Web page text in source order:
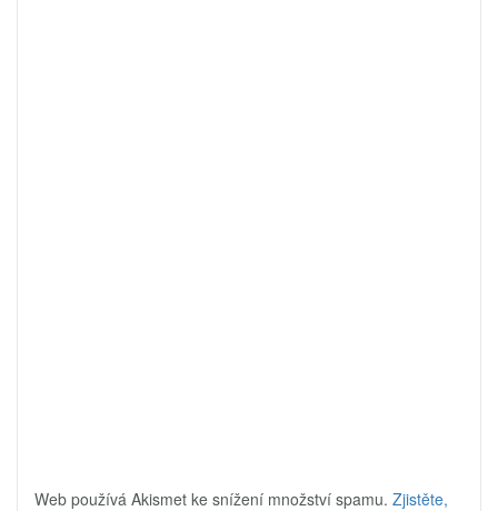
Web používá Akismet ke snížení množství spamu. Zjistěte,